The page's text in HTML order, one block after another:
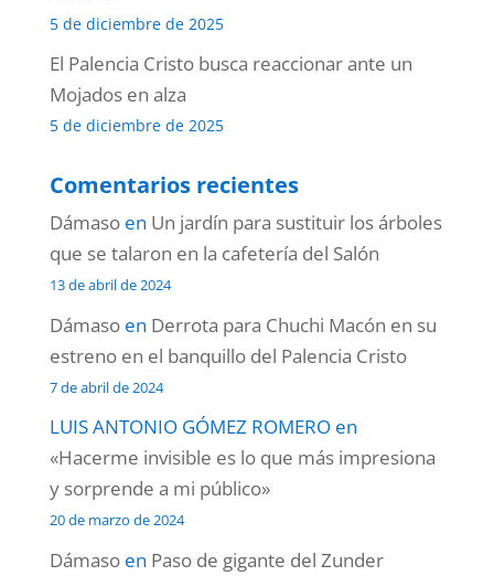
5 de diciembre de 2025
El Palencia Cristo busca reaccionar ante un
Mojados en alza
5 de diciembre de 2025
Comentarios recientes
Dámasoen Un jardín para sustituir los árboles
que se talaron en la cafetería del Salón
13 de abril de 2024
Dámasoen Derrota para Chuchi Macón en su
estreno en el banquillo del Palencia Cristo
7 de abril de 2024
LUIS ANTONIO GÓMEZ ROMEROen
«Hacerme invisible es lo que más impresiona
y sorprende a mi público»
20 de marzo de 2024
Dámasoen Paso de gigante del Zunder